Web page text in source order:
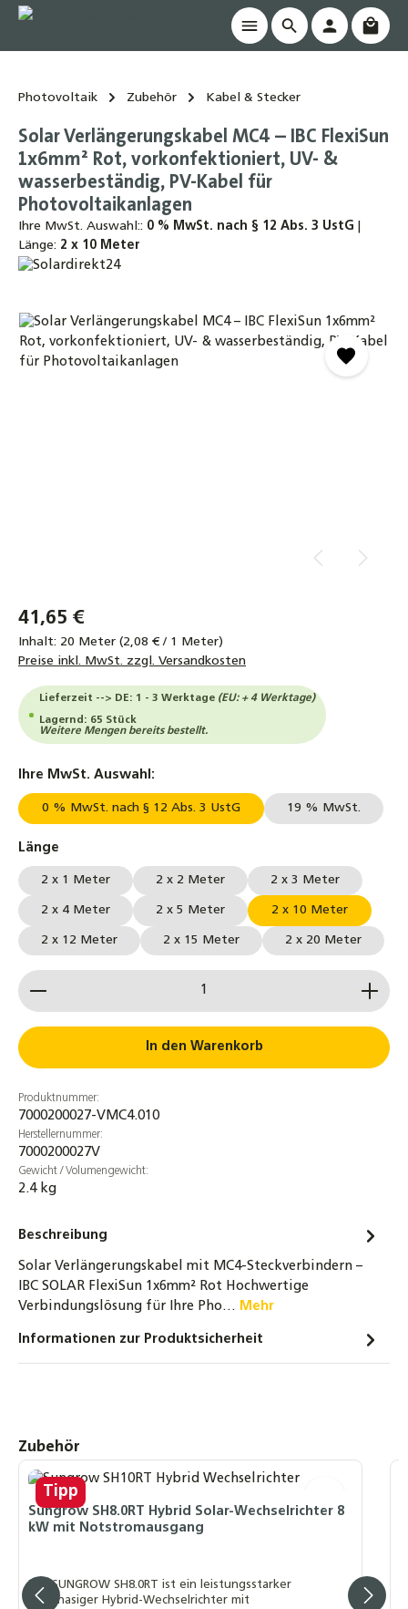
springen
Photovoltaik Zubehör Kabel & Stecker
Solar Verlängerungskabel MC4 – IBC FlexiSun
1x6mm² Rot, vorkonfektioniert, UV- &
wasserbeständig, PV-Kabel für
Photovoltaikanlagen
Ihre MwSt. Auswahl:: 0 % MwSt. nach § 12 Abs. 3 UstG
Länge: 2 x 10 Meter
Bildergalerie überspringen
41,65 €
Inhalt: 20 Meter (2,08 € / 1 Meter)
Preise inkl. MwSt. zzgl. Versandkosten
Lieferzeit --> DE: 1 - 3 Werktage (EU: + 4 Werktage)
Lagernd: 65 Stück
Weitere Mengen bereits bestellt.
Ihre MwSt. Auswahl:
0 % MwSt. nach § 12 Abs. 3 UstG 19 % MwSt.
Länge
2 x 1 Meter 2 x 2 Meter 2 x 3 Meter
2 x 4 Meter 2 x 5 Meter 2 x 10 Meter
2 x 12 Meter 2 x 15 Meter 2 x 20 Meter
Produkt Anzahl: Gib den gewünschten Wert ein
In den Warenkorb
Produktnummer:
7000200027-VMC4.010
Herstellernummer:
7000200027V
Gewicht / Volumengewicht:
2.4 kg
Beschreibung
Solar Verlängerungskabel mit MC4-Steckverbindern –
IBC SOLAR FlexiSun 1x6mm² Rot Hochwertige
Verbindungslösung für Ihre Pho… Mehr
Informationen zur Produktsicherheit
Produktgalerie überspringen
Zubehör
Tipp
Sungrow SH8.0RT Hybrid Solar-Wechselrichter 8
kW mit Notstromausgang
Der SUNGROW SH8.0RT ist ein leistungsstarker
dreiphasiger Hybrid-Wechselrichter mit